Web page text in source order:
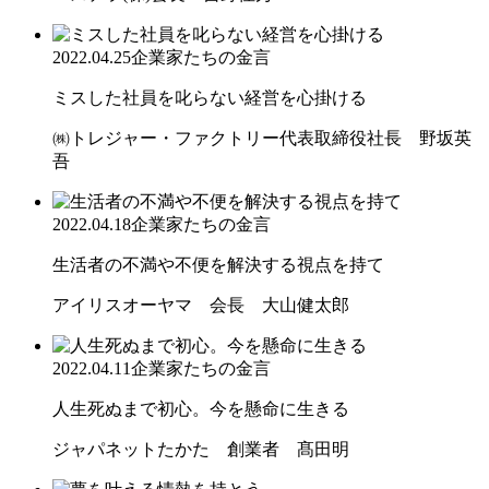
2022.04.25企業家たちの金言
ミスした社員を叱らない経営を心掛ける
㈱トレジャー・ファクトリー代表取締役社長 野坂英
吾
2022.04.18企業家たちの金言
生活者の不満や不便を解決する視点を持て
アイリスオーヤマ 会長 大山健太郎
2022.04.11企業家たちの金言
人生死ぬまで初心。今を懸命に生きる
ジャパネットたかた 創業者 髙田明